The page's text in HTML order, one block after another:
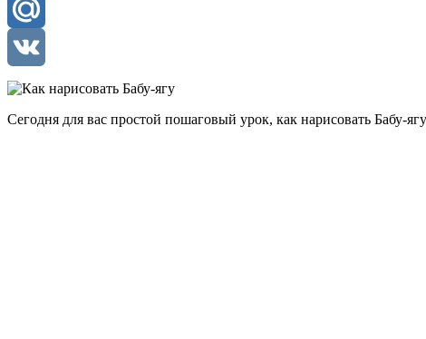
Odnoklassniki
Mail.Ru
VK
Сегодня для вас простой пошаговый урок, как нарисовать Бабу-